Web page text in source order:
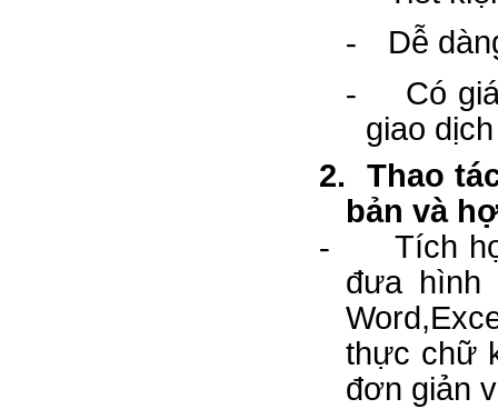
-
Dễ
-
Có
giao
2.
Thao
bản và
-
Tích
đưa hình
thực chữ
đơn giản